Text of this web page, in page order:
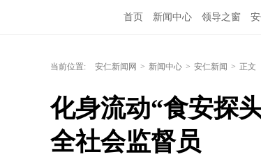
首页 新闻中心 领导之窗
当前位置: 安仁新闻网 > 新闻中心 > 安仁新闻 > 正文
化身流动“食安探
全社会监督员